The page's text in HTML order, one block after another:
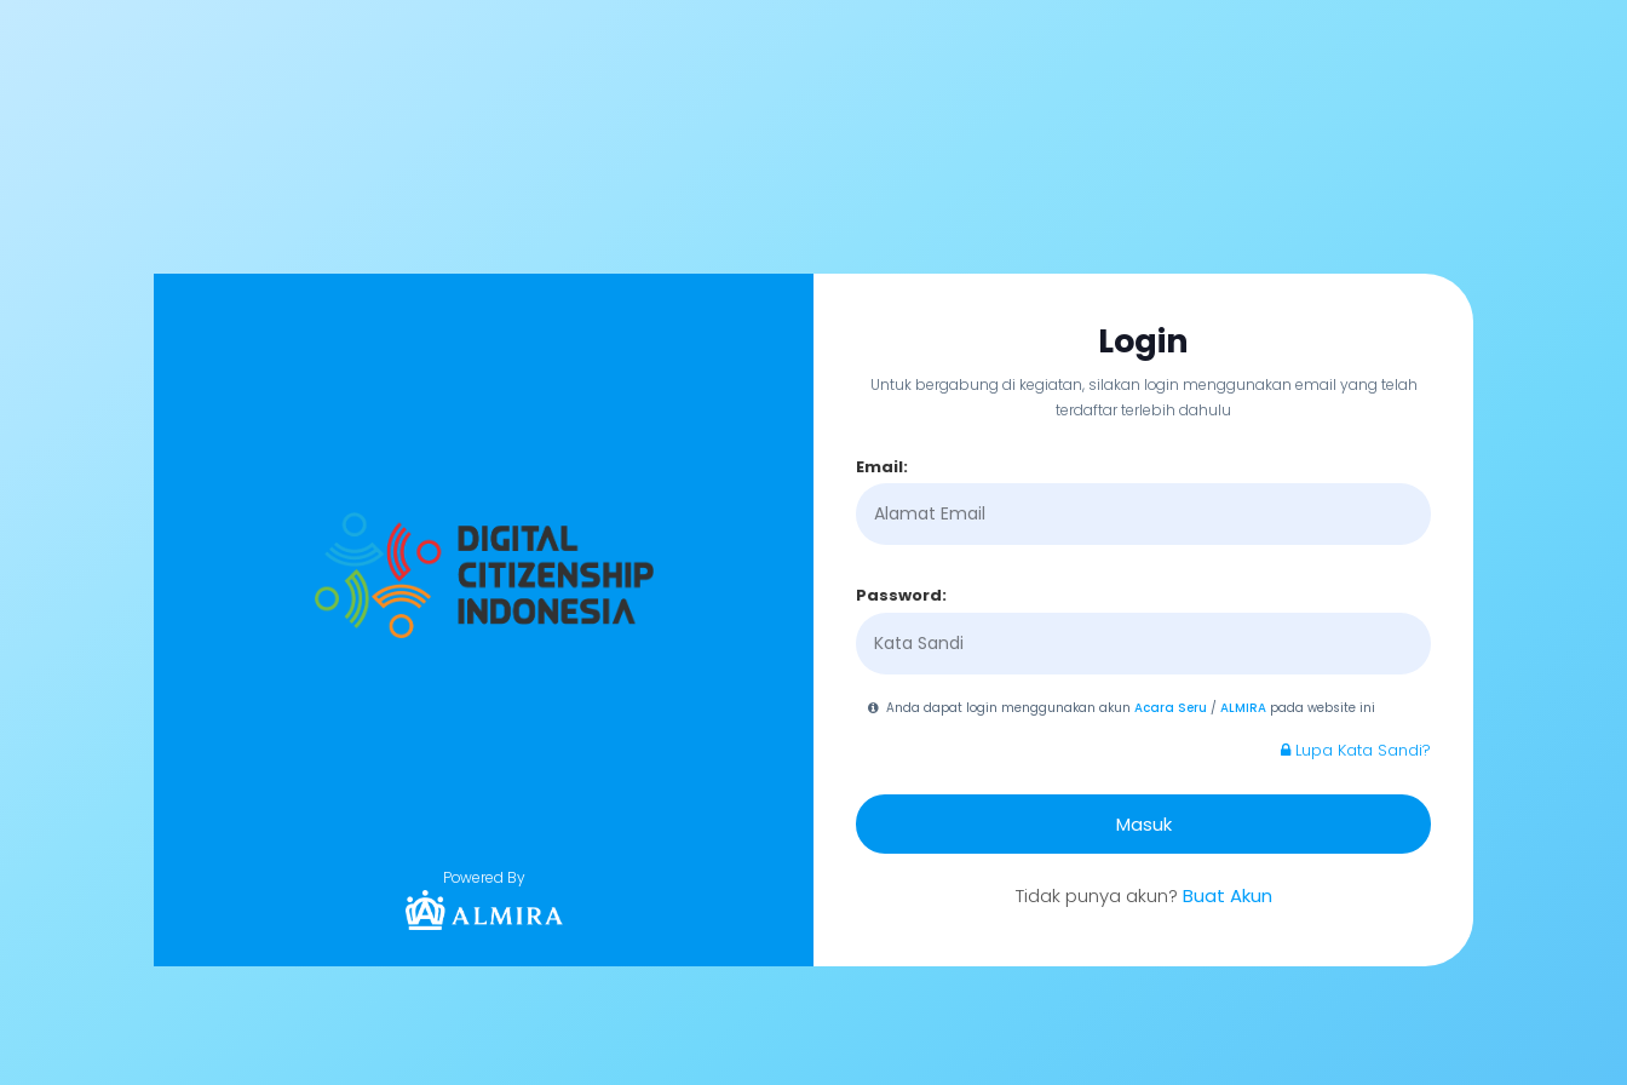
Powered By
Login
Untuk bergabung di kegiatan, silakan login menggunakan email yang telah
terdaftar terlebih dahulu
Email:
Password:
Anda dapat login menggunakan akunAcara Seru /ALMIRA pada website ini
Lupa Kata Sandi?
Masuk
Tidak punya akun? Buat Akun